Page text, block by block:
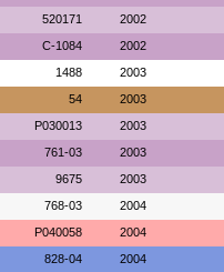
520171 2002
C-1084 2002
1488 2003
54 2003
P030013 2003
761-03 2003
9675 2003
768-03 2004
P040058 2004
828-04 2004